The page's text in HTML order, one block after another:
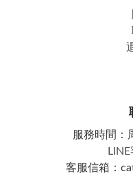
服務時間：
客服信箱：